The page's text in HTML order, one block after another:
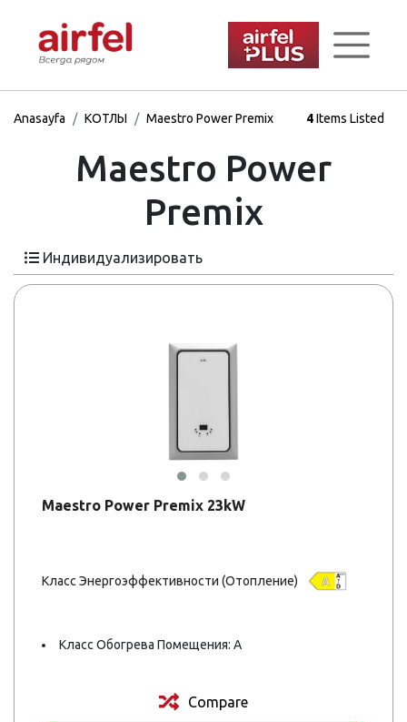
Anasayfa КОТЛЫ Maestro Power Premix 4Items Listed
Maestro Power
Premix
Индивидуализировать
Maestro Power Premix 23kW
Класс Энергоэффективности (Отопление)
Класс Обогрева Помещения: A
Compare